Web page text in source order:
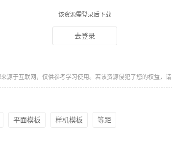
该资源需登录后下载
去登录
源于互联网，仅供参考学习使用。若该资源侵犯了您的权益，请
平面模板 样机模板 等距